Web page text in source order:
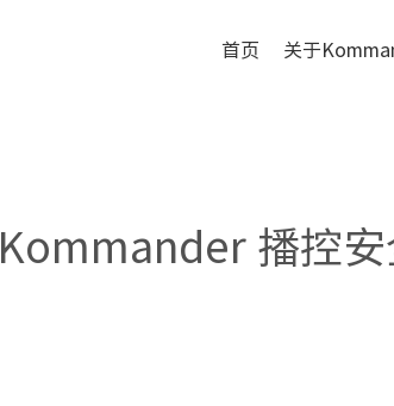
首页 关于
Kommander 播控安